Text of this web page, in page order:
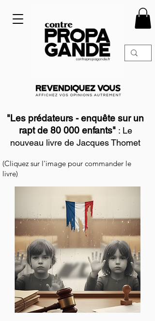
"Les prédateurs - enquête sur un
rapt de 80 000 enfants": Le
nouveau livre de Jacques Thomet
(Cliquez sur l'image pour commander le
livre)